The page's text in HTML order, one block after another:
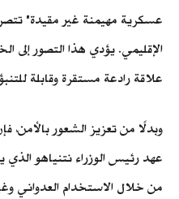
عسكرية مهيمنة غير مقيدة"
الإقليمي. يؤدي هذا التصور إلى
علاقة رادعة مستقرة وقابلة
وبدلًا من تعزيز الشعور بالأمن،
عهد رئيس الوزراء نتنياهو
من خلال الاستخدام العدواني